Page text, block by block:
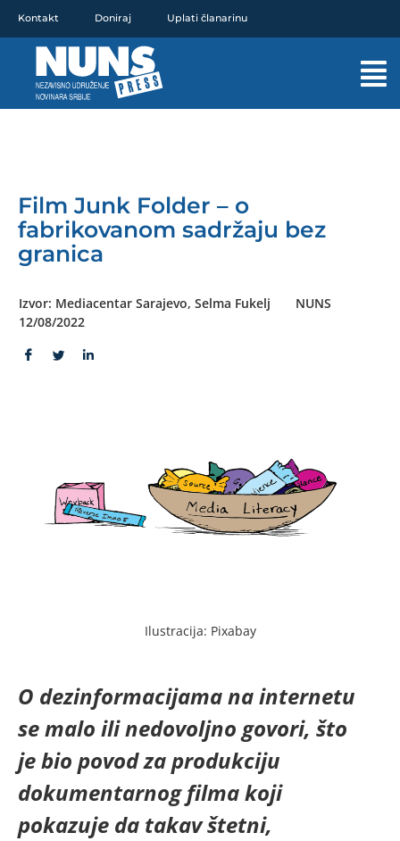
sadržaj
Kontakt Doniraj Uplati članarinu
Film Junk Folder – o
fabrikovanom sadržaju bez
granica
Izvor: Mediacentar Sarajevo, Selma Fukelj
NUNS
12/08/2022
Ilustracija: Pixabay
O dezinformacijama na internetu
se malo ili nedovoljno govori, što
je bio povod za produkciju
dokumentarnog filma koji
pokazuje da takav štetni,